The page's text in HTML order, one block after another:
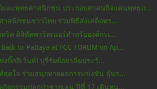
และพุทธศาสนิกชน ประกอบศาสนกิจแดนพุทธภ...
าสนิกชนชาวไทย ร่วมพิธีส่งเสด็จพร...
ริค ดิจิทัลพาร์ทเนอร์สำหรับองค์กรเ...
back to Pattaya at FCC FORUM on Ap...
งบิ๊กอีเว้นท์! บุรีรัมย์อย่าลืมประวั...
สุดใจ ร่วมสนุกทายผลการแข่งขัน ลุ้นร...
กิจกรรมปลูกป่าชายเลน ปีที่ 17 เดินหน...